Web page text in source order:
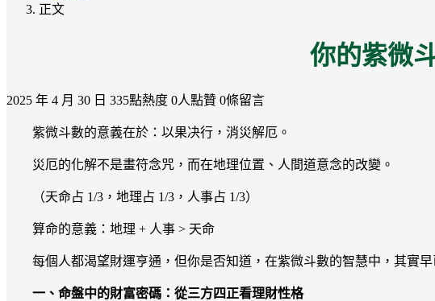
正文
你的紫微
2025 年 4 月 30 日 335點熱度 0人點贊 0條留言
紫微斗數的意義在於：以果决行，消災解厄。
災厄的化解不是畫符念咒，而在地理位置、人間道意念的改變。
（天命占 1/3，地理占 1/3，人事占 1/3）
算命的意義：地理 + 人事 > 天命
每個人都渴望財運亨通，但你是否知道，在紫微斗數的智慧中，其實
一、命盤中的財富密碼：從三方四正看理財性格